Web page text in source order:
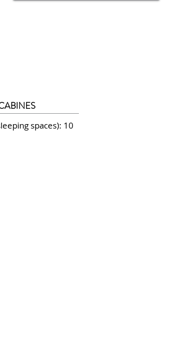
spaces): 10